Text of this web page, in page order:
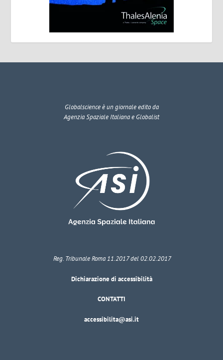
Globalscienceè un giornale edito da
Agenzia Spaziale Italiana e Globalist
Reg. Tribunale Roma 11.2017 del 02.02.2017
Dichiarazione di accessibilità
CONTATTI
accessibilita@asi.it